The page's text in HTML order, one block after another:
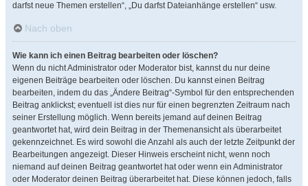
darfst neue Themen erstellen“, „Du darfst Dateianhänge erstellen“ usw.
Nach oben
Wie kann ich einen Beitrag bearbeiten oder löschen?
Wenn du nicht Administrator oder Moderator bist, kannst du nur deine
eigenen Beiträge bearbeiten oder löschen. Du kannst einen Beitrag
bearbeiten, indem du das „Ändere Beitrag“-Symbol für den entsprechenden
Beitrag anklickst; eventuell ist dies nur für einen begrenzten Zeitraum nach
seiner Erstellung möglich. Wenn bereits jemand auf deinen Beitrag
geantwortet hat, wird dein Beitrag in der Themenansicht als überarbeitet
gekennzeichnet. Es wird sowohl die Anzahl als auch der letzte Zeitpunkt der
Bearbeitungen angezeigt. Dieser Hinweis erscheint nicht, wenn noch
niemand auf deinen Beitrag geantwortet hat oder wenn ein Administrator
oder Moderator deinen Beitrag überarbeitet hat. Diese können jedoch, falls